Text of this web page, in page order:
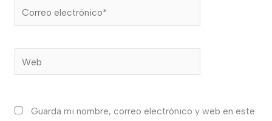
Correo
electrónico*
Web
Guarda mi nombre, correo electrónico y web en este